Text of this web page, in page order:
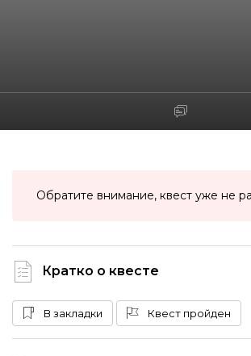
Обратите внимание, квест уже не
Кратко о квесте
В закладки Квест пройден